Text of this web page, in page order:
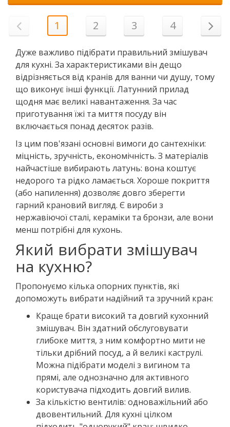
1 2 3 4
Дуже важливо підібрати правильний змішувач
для кухні. За характеристиками він дещо
відрізняється від кранів для ванни чи душу, тому
що виконує інші функції. Латунний прилад
щодня має великі навантаження. За час
приготування їжі та миття посуду він
включається понад десяток разів.
Із цим пов'язані основні вимоги до сантехніки:
міцність, зручність, економічність. З матеріалів
найчастіше вибирають латунь: вона коштує
недорого та рідко ламається. Хороше покриття
(або напилення) дозволяє довго зберегти
гарний крановий вигляд. Є вироби з
нержавіючої сталі, кераміки та бронзи, але вони
менш потрібні для кухонь.
Який вибрати змішувач
на кухню?
Пропонуємо кілька опорних пунктів, які
допоможуть вибрати надійний та зручний кран:
Краще брати високий та довгий кухонний
змішувач. Він здатний обслуговувати
глибоке миття, з ним комфортно мити не
тільки дрібний посуд, а й великі каструлі.
Можна підібрати моделі з вигином та
прямі, але однозначно для активного
користувача підходить довгий вилив.
За кількістю вентилів: одноважільний або
двовентильний. Для кухні цілком